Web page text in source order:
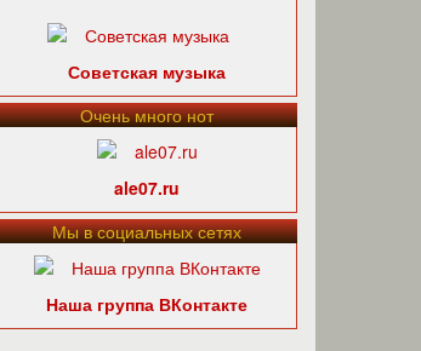
Советская музыка
Очень много нот
ale07.ru
Мы в социальных сетях
Наша группа ВКонтакте